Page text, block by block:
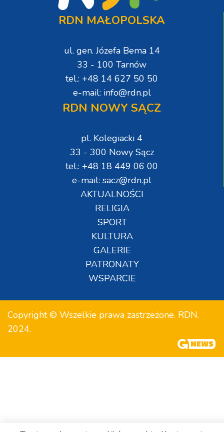
RDN MAŁOPOLSKA
ul. gen. Józefa Bema 14
33 - 100 Tarnów
tel.: +48 14 627 50 50
e-mail: info@rdn.pl
RDN NOWY SĄCZ
pl. Kolegiacki 4
33 - 300 Nowy Sącz
tel.: +48 18 449 06 00
e-mail: sacz@rdn.pl
AKTUALNOŚCI
RELIGIA
SPORT
KULTURA
GALERIE
PATRONATY
WSPARCIE
Copyright © Wszelkie prawa zastrzeżone. RDN.
2024.